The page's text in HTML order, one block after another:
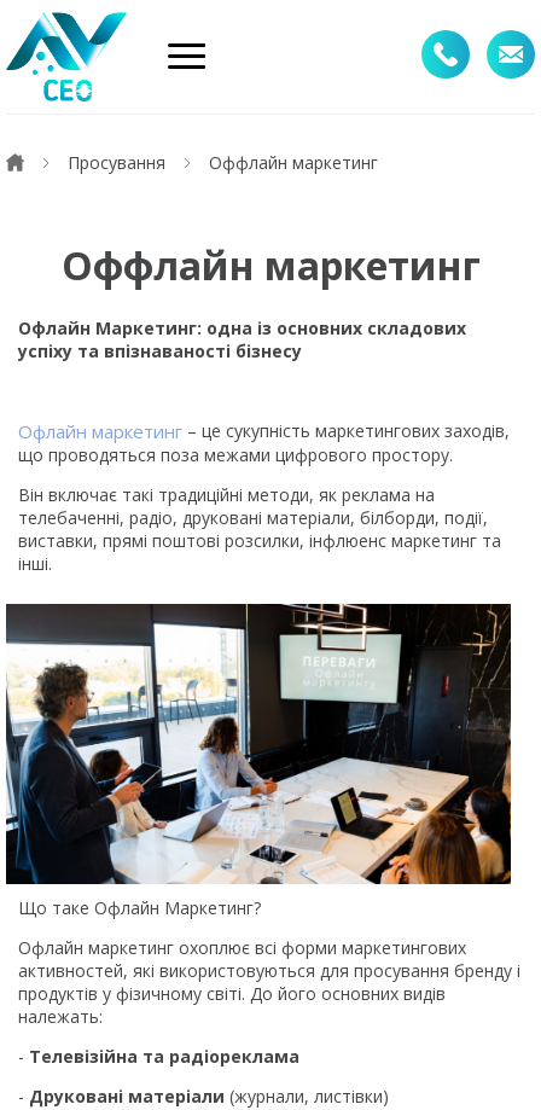
Просування Оффлайн маркетинг
Оффлайн маркетинг
Офлайн Маркетинг: одна із основних складових
успіху та впізнаваності бізнесу
Офлайн маркетинг – це сукупність маркетингових заходів,
що проводяться поза межами цифрового простору.
Він включає такі традиційні методи, як реклама на
телебаченні, радіо, друковані матеріали, білборди, події,
виставки, прямі поштові розсилки, інфлюенс маркетинг та
інші.
Що таке Офлайн Маркетинг?
Офлайн маркетинг охоплює всі форми маркетингових
активностей, які використовуються для просування бренду і
продуктів у фізичному світі. До його основних видів
належать:
- Телевізійна та радіореклама
- Друковані матеріали (журнали, листівки)